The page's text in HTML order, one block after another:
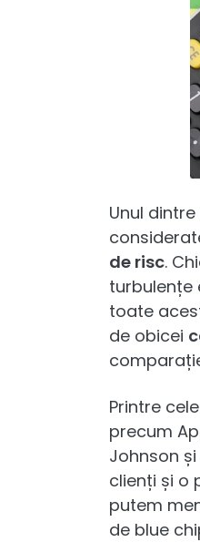
Unul
de risc.
turbulențe
toate
de obicei
Printre
precum
Johnson
clienți și o
putem
de blue